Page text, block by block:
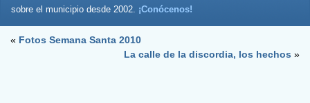
sobre el municipio desde 2002. ¡Conócenos!
« Fotos Semana Santa 2010
La calle de la discordia, los hechos »